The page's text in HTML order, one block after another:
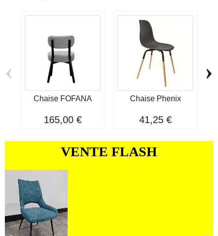
Chaise FOFANA
165,00 €
Chaise Phenix
41,25 €
‹ ›
VENTE FLASH